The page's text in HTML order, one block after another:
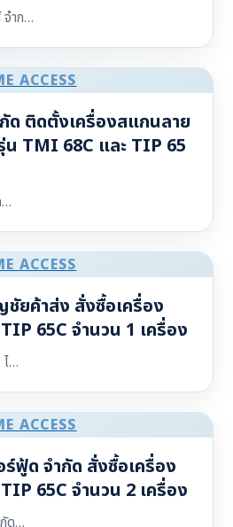
จำก…
ACCESS
ด ติดตั้งเครื่องสแกนลาย
TMI 68C และ TIP 65
ACCESS
ยค้าส่ง สั่งซื้อเครื่อง
65C จำนวน 1 เครื่อง
ไ…
ACCESS
ฟู้ด จำกัด สั่งซื้อเครื่อง
65C จำนวน 2 เครื่อง